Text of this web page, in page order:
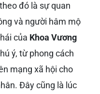
đó là sự quan
và người hâm mộ
của Khoa Vương
ý, từ phong cách
mạng xã hội cho
Đây cũng là lúc